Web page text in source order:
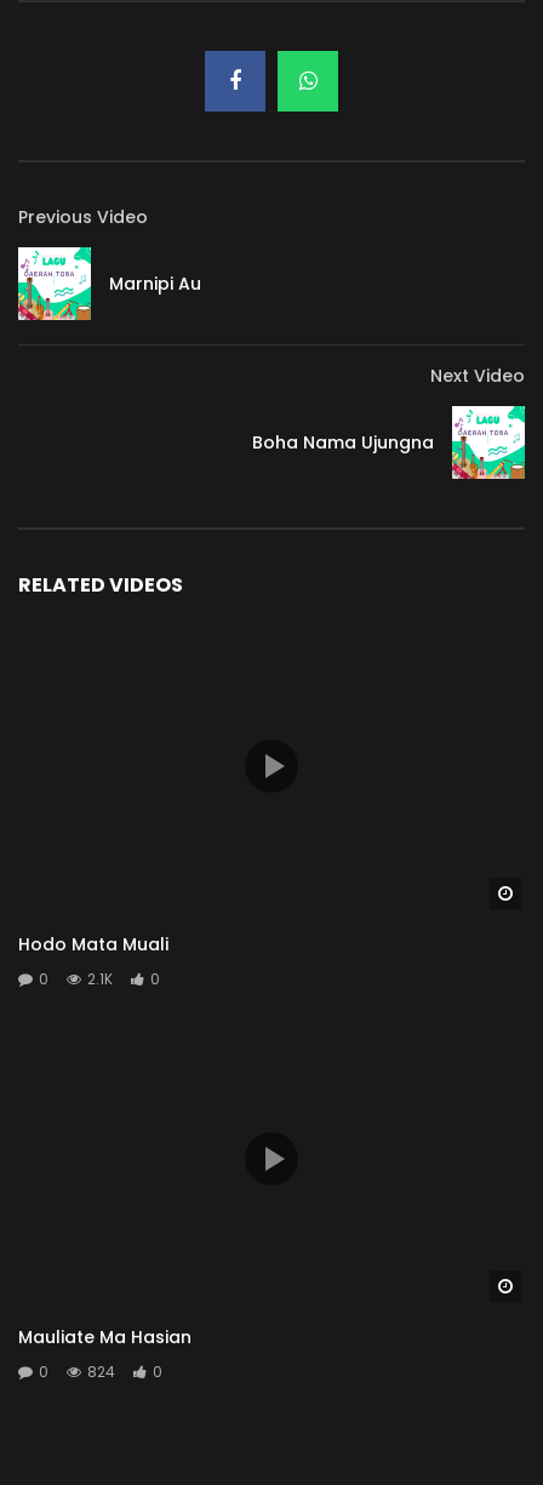
Previous Video
Marnipi Au
Next Video
Boha Nama Ujungna
RELATED VIDEOS
Hodo Mata Muali
0 2.1K 0
Mauliate Ma Hasian
0 824 0